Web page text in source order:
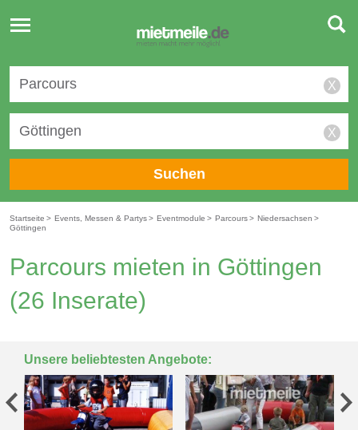
Toggle
navigation
X
X
Suchen
Startseite > Events, Messen & Partys> Eventmodule > Parcours> Niedersachsen >
Göttingen
Parcours mieten in Göttingen
(26 Inserate)
Unsere beliebtesten Angebote: